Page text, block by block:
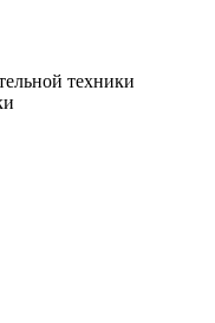
техники